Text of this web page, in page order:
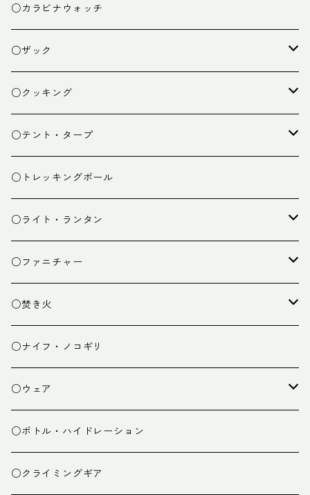
○カラビナウォッチ
○ザック
ザック
スタッフバッグ
ザック小物
○クッキング
クッカー
バーナー
カトラリー
クッキング小物
○テント・タープ
テント
タープ
ペグ・ハンマー・小物
○トレッキングポール
○ライト・ランタン
ライト
ランタン
○ファニチャー
テーブル
チェア
○焚き火
焚き火台
焚き火小物
○ナイフ・ノコギリ
○ウェア
ミドルレイヤー
ベースレイヤー
○ボトル・ハイドレーション
○クライミングギア